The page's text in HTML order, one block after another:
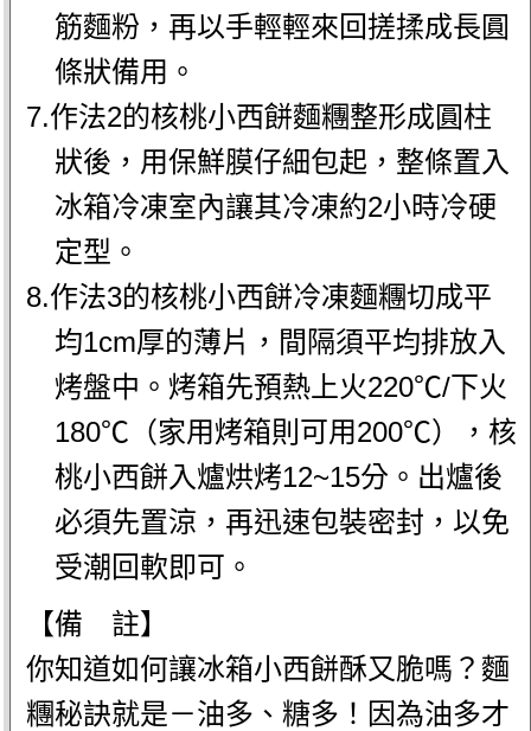
筋麵粉，再以手輕輕來回搓揉成長圓
條狀備用。
7.作法2的核桃小西餅麵糰整形成圓柱
狀後，用保鮮膜仔細包起，整條置入
冰箱冷凍室內讓其冷凍約2小時冷硬
定型。
8.作法3的核桃小西餅冷凍麵糰切成平
均1cm厚的薄片，間隔須平均排放入
烤盤中。烤箱先預熱上火220℃/下火
180℃（家用烤箱則可用200℃），核
桃小西餅入爐烘烤12~15分。出爐後
必須先置涼，再迅速包裝密封，以免
受潮回軟即可。
【備 註】
你知道如何讓冰箱小西餅酥又脆嗎？麵
糰秘訣就是－油多、糖多！因為油多才